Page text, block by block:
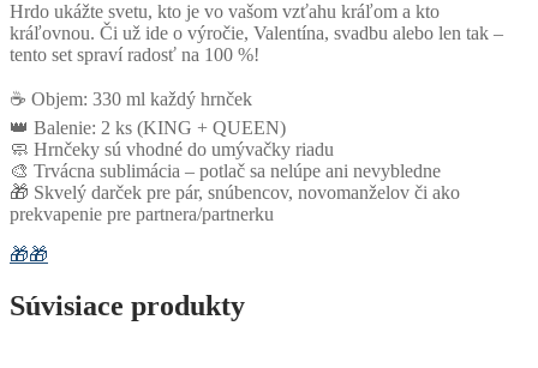
Hrdo ukážte svetu, kto je vo vašom vzťahu kráľom a kto
kráľovnou. Či už ide o výročie, Valentína, svadbu alebo len tak –
tento set spraví radosť na 100 %!
☕ Objem: 330 ml každý hrnček
👑 Balenie: 2 ks (KING + QUEEN)
🧼 Hrnčeky sú vhodné do umývačky riadu
🎨 Trvácna sublimácia – potlač sa nelúpe ani nevybledne
🎁 Skvelý darček pre pár, snúbencov, novomanželov či ako
prekvapenie pre partnera/partnerku
🎁🎁
Súvisiace produkty